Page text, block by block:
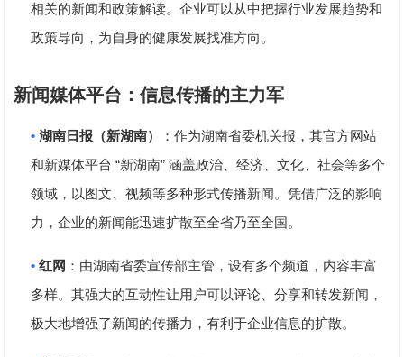
相关的新闻和政策解读。企业可以从中把握行业发展趋势和
政策导向，为自身的健康发展找准方向。
新闻媒体平台：信息传播的主力军
•湖南日报（新湖南）
：作为湖南省委机关报，其官方网站
和新媒体平台 “新湖南”涵盖政治、经济、文化、社会等多个
领域，以图文、视频等多种形式传播新闻。凭借广泛的影响
力，企业的新闻能迅速扩散至全省乃至全国。
•红网 ：由湖南省委宣传部主管，设有多个频道，内容丰富
多样。其强大的互动性让用户可以评论、分享和转发新闻，
极大地增强了新闻的传播力，有利于企业信息的扩散。